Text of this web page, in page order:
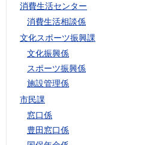
消費生活センター
消費生活相談係
文化スポーツ振興課
文化振興係
スポーツ振興係
施設管理係
市民課
窓口係
豊田窓口係